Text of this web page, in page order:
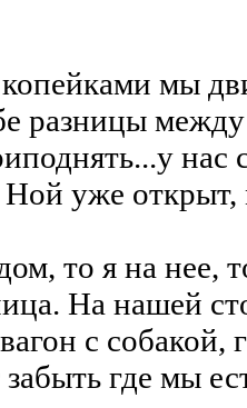
мы
разницы
Ной уже
то я на нее,
На нашей
с собакой,
где мы